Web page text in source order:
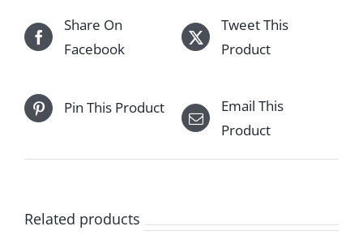
Share On
Facebook
Tweet This
Product
Pin This Product
Email This
Product
Related products